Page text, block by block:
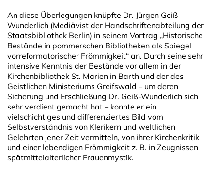
An diese Überlegungen knüpfte Dr. Jürgen Geiß-
Wunderlich (Mediävist der Handschriftenabteilung der
Staatsbibliothek Berlin) in seinem Vortrag „Historische
Bestände in pommerschen Bibliotheken als Spiegel
vorreformatorischer Frömmigkeit“ an. Durch seine sehr
intensive Kenntnis der Bestände vor allem in der
Kirchenbibliothek St. Marien in Barth und der des
Geistlichen Ministeriums Greifswald – um deren
Sicherung und Erschließung Dr. Geiß-Wunderlich sich
sehr verdient gemacht hat – konnte er ein
vielschichtiges und differenziertes Bild vom
Selbstverständnis von Klerikern und weltlichen
Gelehrten jener Zeit vermitteln, von ihrer Kirchenkritik
und einer lebendigen Frömmigkeit z. B. in Zeugnissen
spätmittelalterlicher Frauenmystik.